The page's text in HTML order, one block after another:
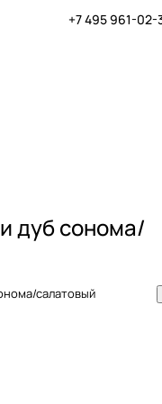
+7 495 961-02-
дуб сонома/
салатовый